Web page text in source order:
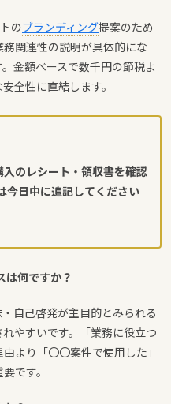
のブランディング提案のため
関連性の説明が具体的にな
金額ベースで数千円の節税よ
全性に直結します。
のレシート・領収書を確認
今日中に追記してください
は何ですか？
自己啓発が主目的とみられる
やすいです。「業務に役立つ
より「〇〇案件で使用した」
です。